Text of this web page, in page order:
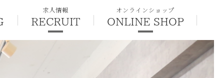
求人情報
RECRUIT
オンラインショップ
ONLINE SHOP